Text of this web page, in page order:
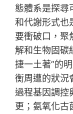
態體系是探尋
和代謝形式也
要衝破口，聚
解和生物固碳
捷一土著”的
衡周遭的狀況
過程基因調控
更；氨氧化